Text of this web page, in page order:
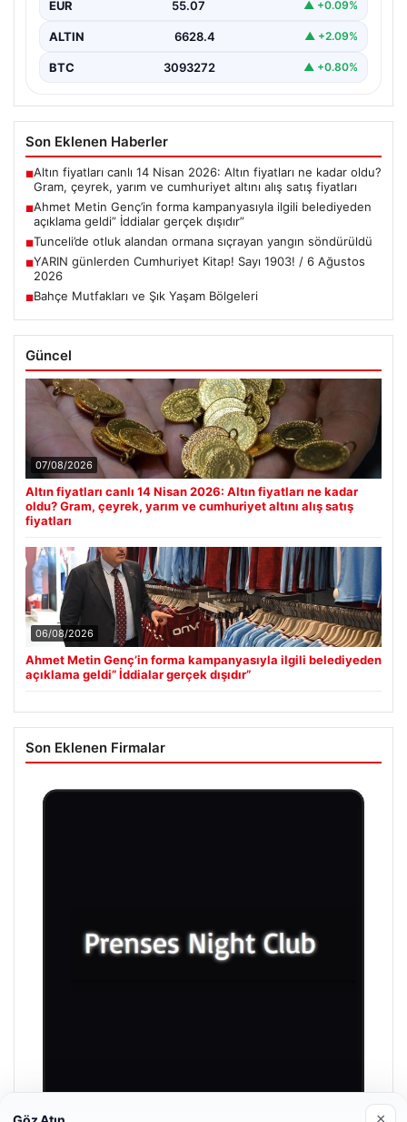
EUR 55.07 ▲ +0.09%
ALTIN 6628.4 ▲ +2.09%
BTC 3093272 ▲ +0.80%
Son Eklenen Haberler
■Altın fiyatları canlı 14 Nisan 2026: Altın fiyatları ne kadar oldu?
Gram, çeyrek, yarım ve cumhuriyet altını alış satış fiyatları
■Ahmet Metin Genç’in forma kampanyasıyla ilgili belediyeden
açıklama geldi” İddialar gerçek dışıdır”
■Tunceli’de otluk alandan ormana sıçrayan yangın söndürüldü
■YARIN günlerden Cumhuriyet Kitap! Sayı 1903! / 6 Ağustos
2026
■Bahçe Mutfakları ve Şık Yaşam Bölgeleri
Güncel
07/08/2026
Altın fiyatları canlı 14 Nisan 2026: Altın fiyatları ne kadar
oldu? Gram, çeyrek, yarım ve cumhuriyet altını alış satış
fiyatları
06/08/2026
Ahmet Metin Genç’in forma kampanyasıyla ilgili belediyeden
açıklama geldi” İddialar gerçek dışıdır”
Son Eklenen Firmalar